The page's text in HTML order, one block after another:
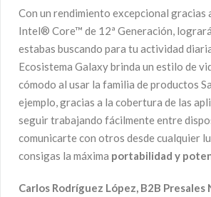
Con un rendimiento excepcional gracias
Intel® Core™ de 12ª Generación,
estabas buscando para tu actividad
Ecosistema Galaxy brinda un estilo de
cómodo al usar la familia de productos
ejemplo, gracias a la cobertura de las
seguir trabajando fácilmente entre
comunicarte con otros desde cualquier
consigas la máxima portabilidad y
Carlos Rodríguez López, B2B Presales